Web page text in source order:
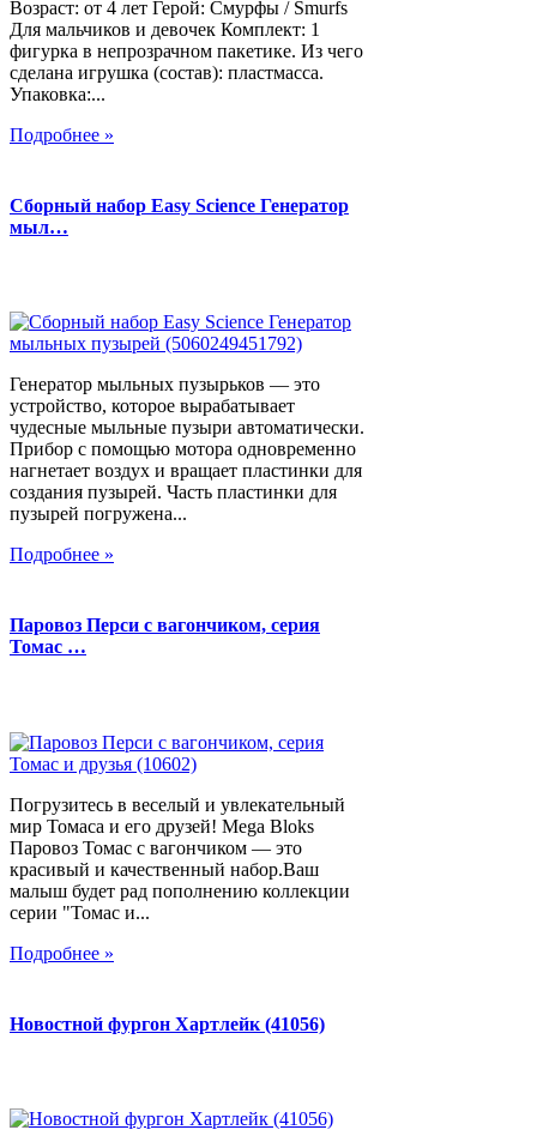
Возраст: от 4 лет Герой: Смурфы / Smurfs
Для мальчиков и девочек Комплект: 1
фигурка в непрозрачном пакетике. Из чего
сделана игрушка (состав): пластмасса.
Упаковка:...
Подробнее »
Сборный набор Easy Science Генератор
мыл…
Генератор мыльных пузырьков — это
устройство, которое вырабатывает
чудесные мыльные пузыри автоматически.
Прибор с помощью мотора одновременно
нагнетает воздух и вращает пластинки для
создания пузырей. Часть пластинки для
пузырей погружена...
Подробнее »
Паровоз Перси с вагончиком, серия
Томас …
Погрузитесь в веселый и увлекательный
мир Томаса и его друзей! Mega Bloks
Паровоз Томас с вагончиком — это
красивый и качественный набор.Ваш
малыш будет рад пополнению коллекции
серии "Томас и...
Подробнее »
Новостной фургон Хартлейк (41056)